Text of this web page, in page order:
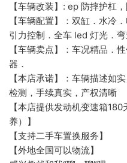
【车辆改装】: ep 防摔护杠
【车辆配置】：双缸．水冷
引力控制．全车 led 灯光．
【车辆卖点】：车况精品．
器．
【本店承诺】：车辆描述如
检测，手续真实，产权清晰
【本店提供发动机变速箱
养）】
【支持二手车置换服务】
【外地全国可以物流】